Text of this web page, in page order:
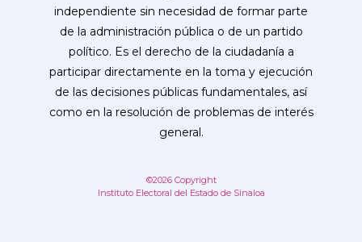
independiente sin necesidad de formar parte
de la administración pública o de un partido
político. Es el derecho de la ciudadanía a
participar directamente en la toma y ejecución
de las decisiones públicas fundamentales, así
como en la resolución de problemas de interés
general.
©2026 Copyright
Instituto Electoral del Estado de Sinaloa